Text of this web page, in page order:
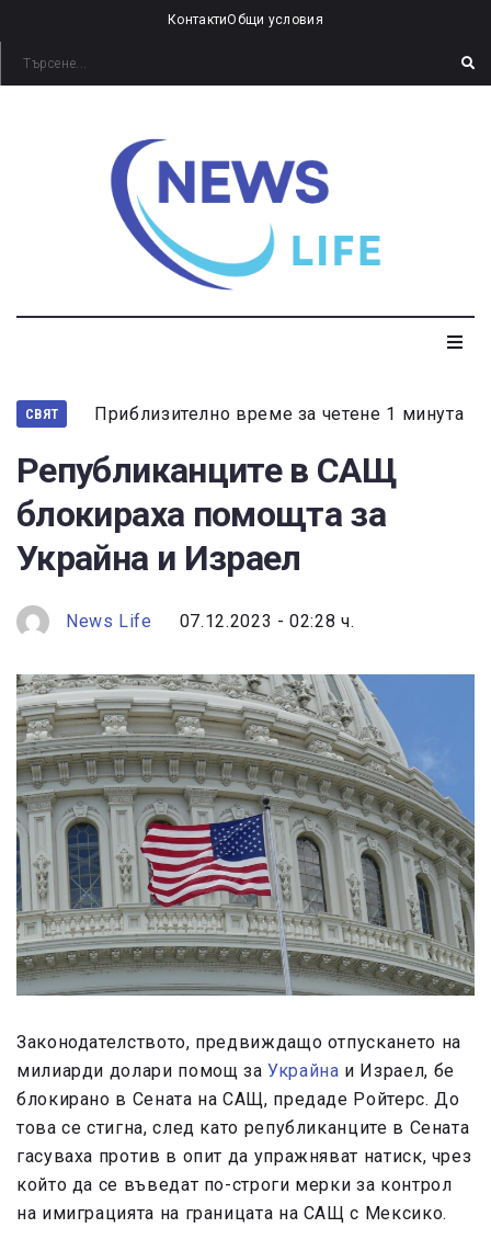
КонтактиОбщи условия
СВЯТ Приблизително време за четене 1 минута
Републиканците в САЩ
блокираха помощта за
Украйна и Израел
News Life 07.12.2023 - 02:28 ч.
Законодателството, предвиждащо отпускането на
милиарди долари помощ за Украйна и Израел, бе
блокирано в Сената на САЩ, предаде Ройтерс. До
това се стигна, след като републиканците в Сената
гасуваха против в опит да упражняват натиск, чрез
който да се въведат по-строги мерки за контрол
на имиграцията на границата на САЩ с Мексико.